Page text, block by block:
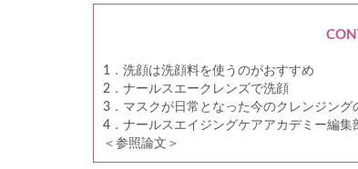
1．洗顔は洗顔料を使うのがおすすめ
2．ナールスエークレンズで洗顔
3．マスクが日常となった今のクレンジング
4．ナールスエイジングケアアカデミー編集
＜参照論文＞